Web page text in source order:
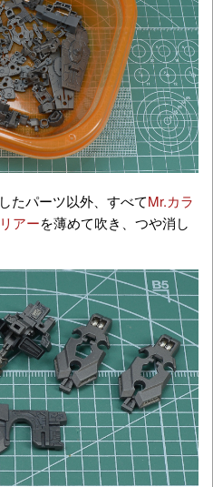
たパーツ以外、すべてMr.カラ
アーを薄めて吹き、つや消し